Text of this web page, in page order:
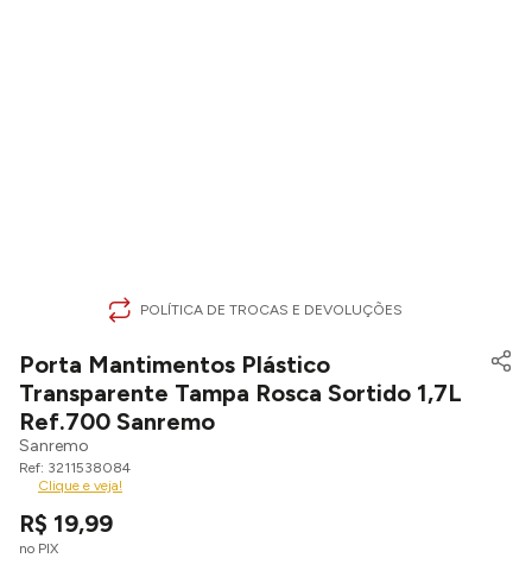
POLÍTICA DE TROCAS E DEVOLUÇÕES
Porta Mantimentos Plástico
Transparente Tampa Rosca Sortido 1,7L
Ref.700 Sanremo
Sanremo
3211538084
Clique e veja!
R$ 19,99
no PIX